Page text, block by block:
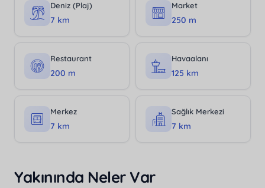
Deniz (Plaj)
7 km
Market
250 m
Restaurant
200 m
Havaalanı
125 km
Merkez
7 km
Sağlık Merkezi
7 km
Yakınında Neler Var